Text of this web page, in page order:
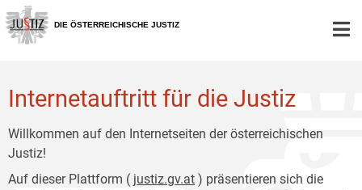
Zur
Hauptnavigation
[1]
Zum
Inhalt
[2]
DIE ÖSTERREICHISCHE JUSTIZ
Internetauftritt für die Justiz
Willkommen auf den Internetseiten der österreichischen
Justiz!
Auf dieser Plattform ( justiz.gv.at ) präsentieren sich die